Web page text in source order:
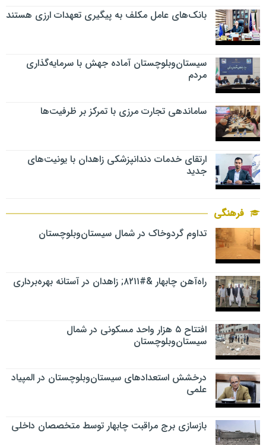
بانک‌های عامل مکلف به پیگیری تعهدات ارزی هستند
سیستان‌وبلوچستان آماده جهش با سرمایه‌گذاری
مردم
ساماندهی تجارت مرزی با تمرکز بر ظرفیت‌ها
ارتقای خدمات دندانپزشکی زاهدان با یونیت‌های
جدید
فرهنگی
تداوم گردوخاک در شمال سیستان‌وبلوچستان
راه‌آهن چابهار &#۸۲۱۱; زاهدان در آستانه بهره‌برداری
افتتاح ۵ هزار واحد مسکونی در شمال
سیستان‌وبلوچستان
درخشش استعدادهای سیستان‌وبلوچستان در المپیاد
علمی
بازسازی برج مراقبت چابهار توسط متخصصان داخلی